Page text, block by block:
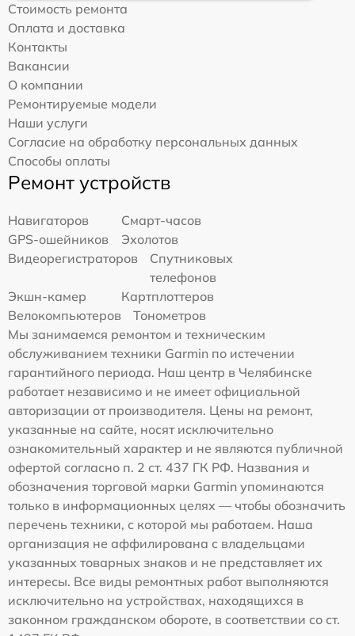
Стоимость ремонта
Оплата и доставка
Контакты
Вакансии
О компании
Ремонтируемые модели
Наши услуги
Согласие на обработку персональных данных
Способы оплаты
Ремонт устройств
Навигаторов
Смарт-часов
GPS-ошейников
Эхолотов
Видеорегистраторов
Спутниковых
телефонов
Экшн-камер
Картплоттеров
Велокомпьютеров
Тонометров
Мы занимаемся ремонтом и техническим
обслуживанием техники Garmin по истечении
гарантийного периода. Наш центр в Челябинске
работает независимо и не имеет официальной
авторизации от производителя. Цены на ремонт,
указанные на сайте, носят исключительно
ознакомительный характер и не являются публичной
офертой согласно п. 2 ст. 437 ГК РФ. Названия и
обозначения торговой марки Garmin упоминаются
только в информационных целях — чтобы обозначить
перечень техники, с которой мы работаем. Наша
организация не аффилирована с владельцами
указанных товарных знаков и не представляет их
интересы. Все виды ремонтных работ выполняются
исключительно на устройствах, находящихся в
законном гражданском обороте, в соответствии со ст.